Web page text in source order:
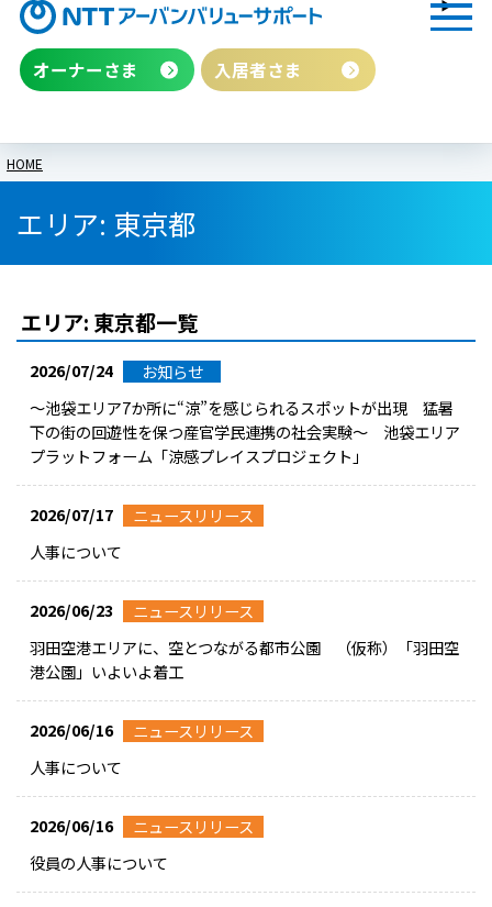
オーナーさま 入居者さま
HOME
エリア: 東京都
エリア: 東京都一覧
2026/07/24
お知らせ
～池袋エリア7か所に“涼”を感じられるスポットが出現 猛暑
下の街の回遊性を保つ産官学民連携の社会実験～ 池袋エリア
プラットフォーム「涼感プレイスプロジェクト」
2026/07/17
ニュースリリース
人事について
2026/06/23
ニュースリリース
羽田空港エリアに、空とつながる都市公園 （仮称）「羽田空
港公園」いよいよ着工
2026/06/16
ニュースリリース
人事について
2026/06/16
ニュースリリース
役員の人事について